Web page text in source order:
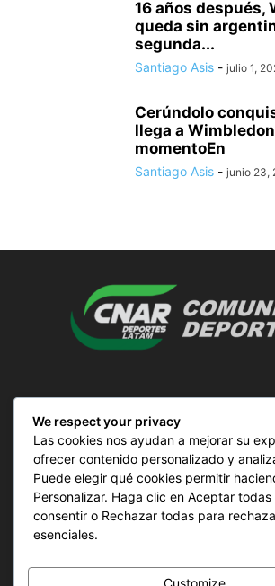
16 años después,
queda sin
segunda...
Santiago Asis - julio 1,
Cerúndolo
llega a
momentoEn
Santiago Asis - junio 23,
ComunicAr Deportes es un proyecto
por el director y Productor argentino
2018, perteneciente a CnAr Latam y
deportivas de todo el continente
mundo, todos los deportes en un solo
la pasión por esta actividad,
capacitados para mostrar la
deportivo.
We respect your privacy
Las cookies nos ayudan a mejorar su
ofrecer contenido personalizado y
Puede elegir qué cookies permitir
Personalizar. Haga clic en Aceptar todas
consentir o Rechazar todas para
esenciales.
Customize